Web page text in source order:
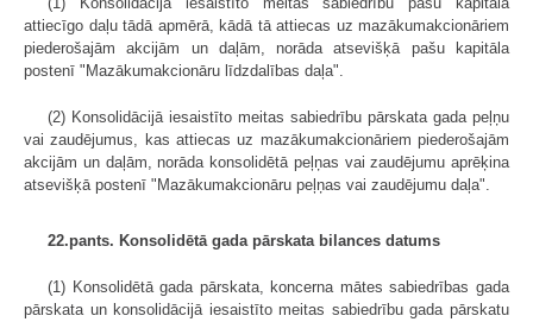
attiecīgo daļu tādā apmērā, kādā tā attiecas uz mazākumakcionāriem
piederošajām akcijām un daļām, norāda atsevišķā pašu kapitāla
postenī "Mazākumakcionāru līdzdalības daļa".
(2) Konsolidācijā iesaistīto meitas sabiedrību pārskata gada peļņu
vai zaudējumus, kas attiecas uz mazākumakcionāriem piederošajām
akcijām un daļām, norāda konsolidētā peļņas vai zaudējumu aprēķina
atsevišķā postenī "Mazākumakcionāru peļņas vai zaudējumu daļa".
22.pants. Konsolidētā gada pārskata bilances datums
(1) Konsolidētā gada pārskata, koncerna mātes sabiedrības gada
pārskata un konsolidācijā iesaistīto meitas sabiedrību gada pārskatu